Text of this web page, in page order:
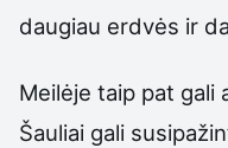
daugiau erdvės ir
Meilėje taip pat gali
Šauliai gali